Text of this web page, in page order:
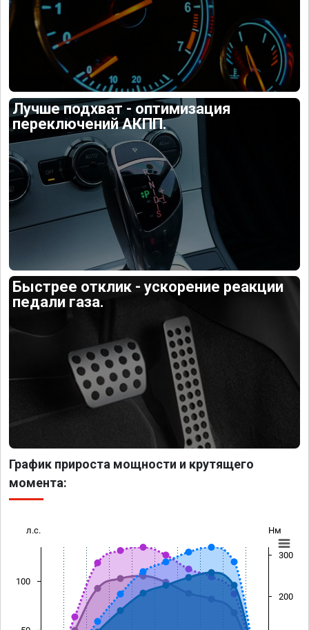
Лучше подхват - оптимизация
переключений АКПП.
Быстрее отклик - ускорение реакции
педали газа.
График прироста мощности и крутящего
момента:
л.с. Нм
100
200
300